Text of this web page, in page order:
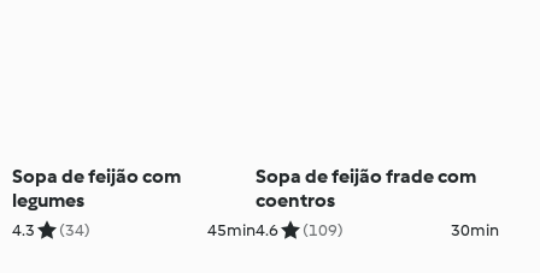
Sopa de feijão com
legumes
4.3 (34) 45min
Sopa de feijão frade com
coentros
4.6 (109) 30min